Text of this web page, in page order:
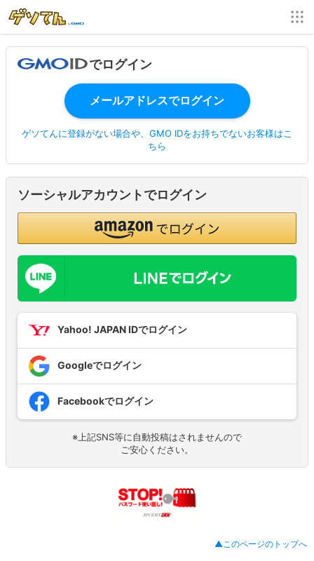
でログイン
ゲソてんに登録がない場合や、GMO IDをお持ちでないお客様はこ
ちら
ソーシャルアカウントでログイン
Yahoo! JAPAN IDでログイン
Googleでログイン
Facebookでログイン
※上記SNS等に自動投稿はされませんので
ご安心ください。
▲このページのトップへ